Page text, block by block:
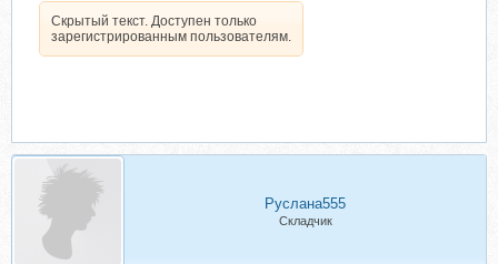
Скрытый текст. Доступен только
зарегистрированным пользователям.
Руслана555
Складчик